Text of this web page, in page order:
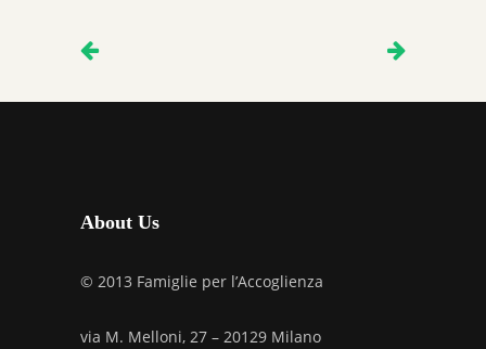
About Us
© 2013 Famiglie per l’Accoglienza
via M. Melloni, 27 – 20129 Milano